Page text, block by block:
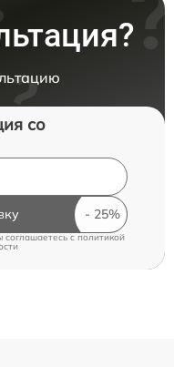
со
соглашаетесь c политикой